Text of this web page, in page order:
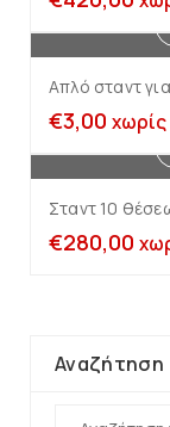
Απλό σταντ
€3,00
Σταντ 10
€280,00
Αναζήτηση